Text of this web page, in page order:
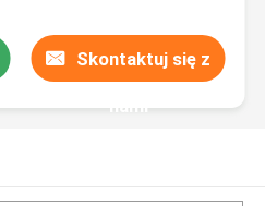
Skontaktuj się z
nami